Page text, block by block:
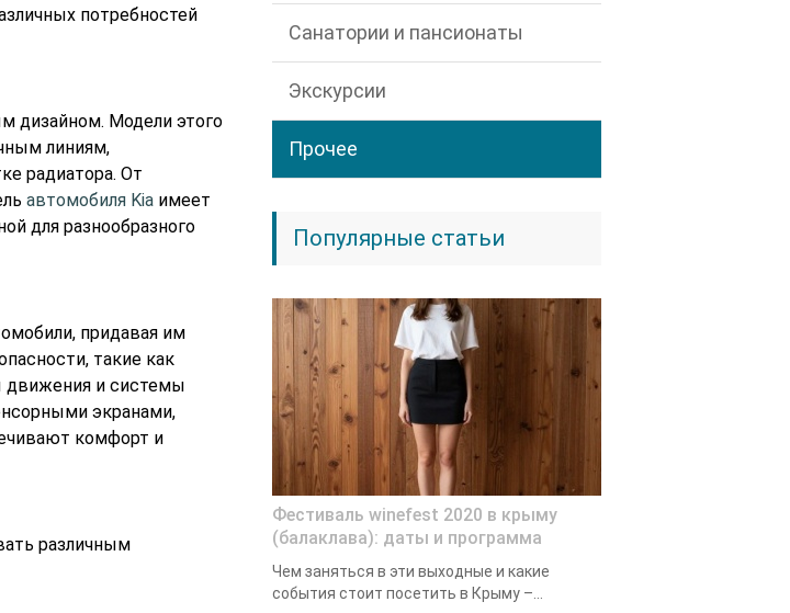
потребностей
дизайном. Модели этого
линиям,
радиатора. От
автомобиля Kia имеет
для разнообразного
придавая им
такие как
движения и системы
экранами,
комфорт и
различным
Санатории и пансионаты
Экскурсии
Прочее
Популярные статьи
Фестиваль winefest 2020 в крыму
(балаклава): даты и программа
Чем заняться в эти выходные и какие
события стоит посетить в Крыму –...